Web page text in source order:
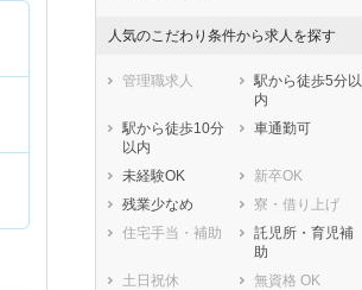
人気のこだわり条件から求人を探す
管理職求人
駅から徒歩5分以
内
駅から徒歩10分
以内
車通勤可
未経験OK
新卒OK
残業少なめ
寮・借り上げ
住宅手当・補助
託児所・育児補
助
土日祝休
無資格 OK